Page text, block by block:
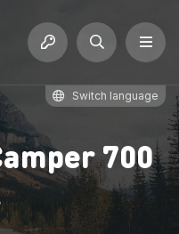
Switch language
700